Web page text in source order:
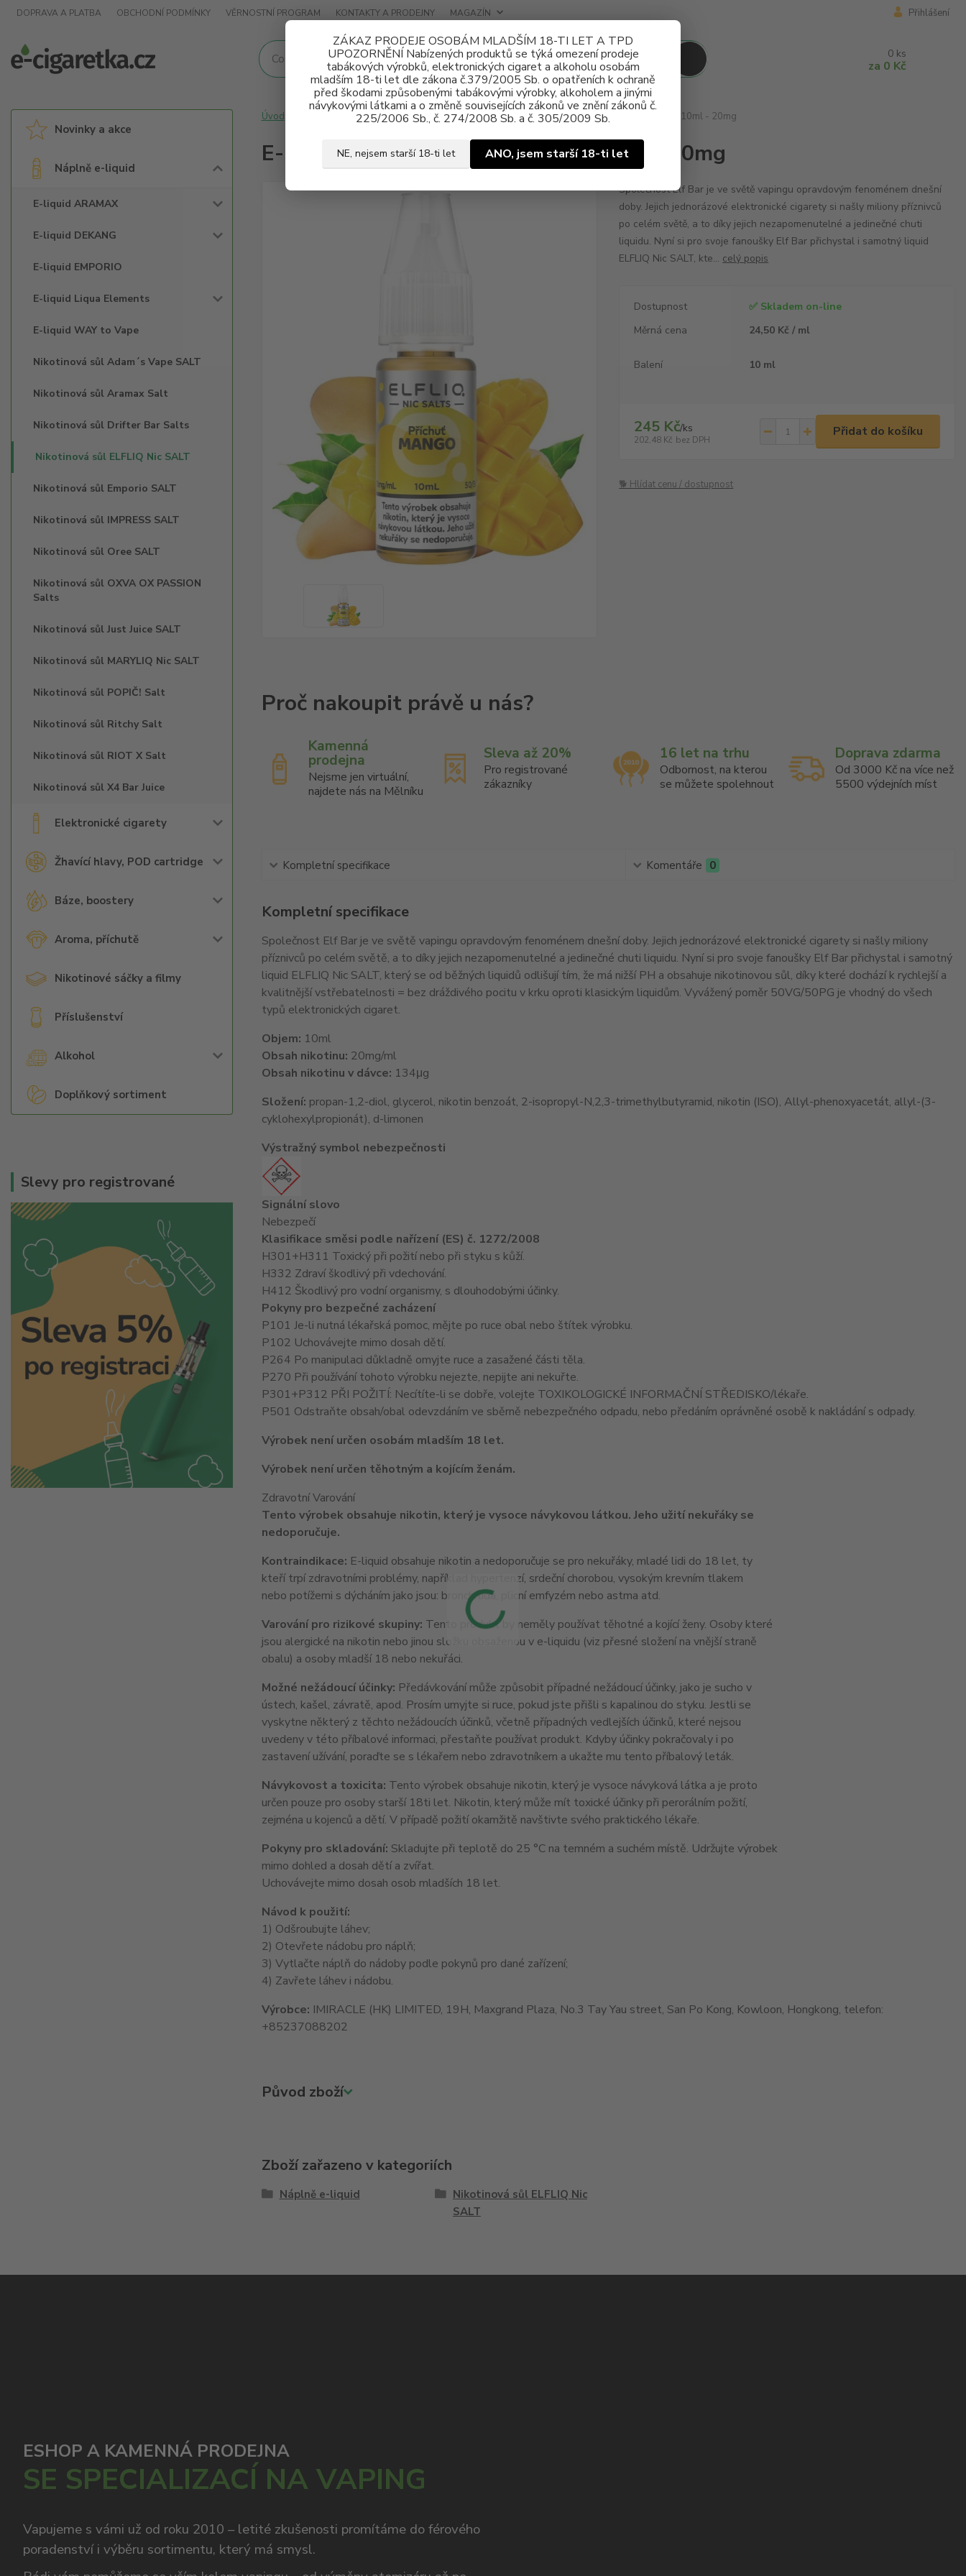
ZÁKAZ PRODEJE OSOBÁM MLADŠÍM 18-TI LET A TPD
UPOZORNĚNÍ Nabízených produktů se týká omezení prodeje
tabákových výrobků, elektronických cigaret a alkoholu osobám
mladším 18-ti let dle zákona č.379/2005 Sb. o opatřeních k ochraně
před škodami způsobenými tabákovými výrobky, alkoholem a jinými
návykovými látkami a o změně souvisejících zákonů ve znění zákonů č.
225/2006 Sb., č. 274/2008 Sb. a č. 305/2009 Sb.
NE, nejsem starší 18-ti let ANO, jsem starší 18-ti let
DOPRAVA A PLATBA OBCHODNÍ PODMÍNKY VĚRNOSTNÍ PROGRAM KONTAKTY A PRODEJNY MAGAZÍN Přihlášení
0 ks
za 0 Kč
Novinky a akce
Náplně e-liquid
E-liquid ARAMAX
E-liquid DEKANG
E-liquid EMPORIO
E-liquid Liqua Elements
E-liquid WAY to Vape
Nikotinová sůl Adam´s Vape SALT
Nikotinová sůl Aramax Salt
Nikotinová sůl Drifter Bar Salts
Nikotinová sůl ELFLIQ Nic SALT
Nikotinová sůl Emporio SALT
Nikotinová sůl IMPRESS SALT
Nikotinová sůl Oree SALT
Nikotinová sůl OXVA OX PASSION
Salts
Nikotinová sůl Just Juice SALT
Nikotinová sůl MARYLIQ Nic SALT
Nikotinová sůl POPIČ! Salt
Nikotinová sůl Ritchy Salt
Nikotinová sůl RIOT X Salt
Nikotinová sůl X4 Bar Juice
Elektronické cigarety
Žhavící hlavy, POD cartridge
Báze, boostery
Aroma, příchutě
Nikotinové sáčky a filmy
Příslušenství
Alkohol
Doplňkový sortiment
Slevy pro registrované
Úvod Náplně e-liquid Nikotinová sůl ELFLIQ Nic SALT E-liquid ELFLIQ Nic SALT Mango 10ml - 20mg
E-liquid ELFLIQ Nic SALT Mango 10ml - 20mg
Společnost Elf Bar je ve světě vapingu opravdovým fenoménem dnešní
doby. Jejich jednorázové elektronické cigarety si našly miliony příznivců
po celém světě, a to díky jejich nezapomenutelné a jedinečné chuti
liquidu. Nyní si pro svoje fanoušky Elf Bar přichystal i samotný liquid
ELFLIQ Nic SALT, kte... celý popis
Dostupnost
✅ Skladem on-line
Měrná cena
24,50 Kč / ml
Balení 10 ml
245 Kč/ks
202,48 Kč bez DPH
Přidat do košíku
🐕 Hlídat cenu / dostupnost
Kamenná
prodejna
Nejsme jen virtuální,
najdete nás na Mělníku
Sleva až 20%
Pro registrované
zákazníky
16 let na trhu
Odbornost, na kterou
se můžete spolehnout
Doprava zdarma
Od 3000 Kč na více než
5500 výdejních míst
Kompletní specifikace Komentáře 0
Kompletní specifikace
Společnost Elf Bar je ve světě vapingu opravdovým fenoménem dnešní doby. Jejich jednorázové elektronické cigarety si našly miliony
příznivců po celém světě, a to díky jejich nezapomenutelné a jedinečné chuti liquidu. Nyní si pro svoje fanoušky Elf Bar přichystal i samotný
liquid ELFLIQ Nic SALT, který se od běžných liquidů odlišují tím, že má nižší PH a obsahuje nikotinovou sůl, díky které dochází k rychlejší a
kvalitnější vstřebatelnosti = bez dráždivého pocitu v krku oproti klasickým liquidům. Vyvážený poměr 50VG/50PG je vhodný do všech
typů elektronických cigaret.
Objem: 10ml
Obsah nikotinu: 20mg/ml
Obsah nikotinu v dávce: 134μg
Složení: propan-1,2-diol, glycerol, nikotin benzoát, 2-isopropyl-N,2,3-trimethylbutyramid, nikotin (ISO), Allyl-phenoxyacetát, allyl-(3-
cyklohexylpropionát), d-limonen
Výstražný symbol nebezpečnosti
Signální slovo
Nebezpečí
Klasifikace směsi podle nařízení (ES) č. 1272/2008
H301+H311 Toxický při požití nebo při styku s kůží.
H332 Zdraví škodlivý při vdechování.
H412 Škodlivý pro vodní organismy, s dlouhodobými účinky.
Pokyny pro bezpečné zacházení
P101 Je-li nutná lékařská pomoc, mějte po ruce obal nebo štítek výrobku.
P102 Uchovávejte mimo dosah dětí.
P264 Po manipulaci důkladně omyjte ruce a zasažené části těla.
P270 Při používání tohoto výrobku nejezte, nepijte ani nekuřte.
P301+P312 PŘI POŽITÍ: Necítíte-li se dobře, volejte TOXIKOLOGICKÉ INFORMAČNÍ STŘEDISKO/lékaře.
P501 Odstraňte obsah/obal odevzdáním ve sběrně nebezpečného odpadu, nebo předáním oprávněné osobě k nakládání s odpady.
Výrobek není určen osobám mladším 18 let.
Výrobek není určen těhotným a kojícím ženám.
Zdravotní Varování
Tento výrobek obsahuje nikotin, který je vysoce návykovou látkou. Jeho užití nekuřáky se
nedoporučuje.
Kontraindikace: E-liquid obsahuje nikotin a nedoporučuje se pro nekuřáky, mladé lidi do 18 let, ty
kteří trpí zdravotními problémy, například hypertenzí, srdeční chorobou, vysokým krevním tlakem
nebo potížemi s dýcháním jako jsou: bronchitida, plicní emfyzém nebo astma atd.
Varování pro rizikové skupiny: Tento produkt by neměly používat těhotné a kojící ženy. Osoby které
jsou alergické na nikotin nebo jinou složku obsaženou v e-liquidu (viz přesné složení na vnější straně
obalu) a osoby mladší 18 nebo nekuřáci.
Možné nežádoucí účinky: Předávkování může způsobit případné nežádoucí účinky, jako je sucho v
ústech, kašel, závratě, apod. Prosím umyjte si ruce, pokud jste přišli s kapalinou do styku. Jestli se
vyskytne některý z těchto nežádoucích účinků, včetně případných vedlejších účinků, které nejsou
uvedeny v této příbalové informaci, přestaňte používat produkt. Kdyby účinky pokračovaly i po
zastavení užívání, poraďte se s lékařem nebo zdravotníkem a ukažte mu tento příbalový leták.
Návykovost a toxicita: Tento výrobek obsahuje nikotin, který je vysoce návyková látka a je proto
určen pouze pro osoby starší 18ti let. Nikotin, který může mít toxické účinky při perorálním požití,
zejména u kojenců a dětí. V případě požití okamžitě navštivte svého praktického lékaře.
Pokyny pro skladování: Skladujte při teplotě do 25 °C na temném a suchém místě. Udržujte výrobek
mimo dohled a dosah dětí a zvířat.
Uchovávejte mimo dosah osob mladších 18 let.
Návod k použití:
1) Odšroubujte láhev;
2) Otevřete nádobu pro náplň;
3) Vytlačte náplň do nádoby podle pokynů pro dané zařízení;
4) Zavřete láhev i nádobu.
Výrobce: IMIRACLE (HK) LIMITED, 19H, Maxgrand Plaza, No.3 Tay Yau street, San Po Kong, Kowloon, Hongkong, telefon:
+85237088202
Původ zboží
Zboží zařazeno v kategoriích
Náplně e-liquid
Nikotinová sůl ELFLIQ Nic
SALT
ESHOP A KAMENNÁ PRODEJNA
SE SPECIALIZACÍ NA VAPING
Vapujeme s vámi už od roku 2010 – letité zkušenosti promítáme do férového
poradenství i výběru sortimentu, který má smysl.